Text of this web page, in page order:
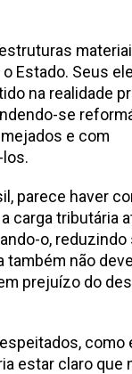
Estado. Seus
na realidade
se
e com
parece haver
carga tributária
o, reduzindo
também não
prejuízo do
como
estar claro que